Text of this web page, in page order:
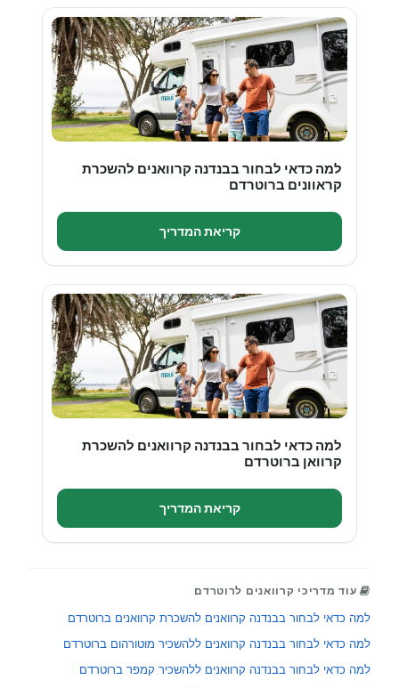
למה כדאי לבחור בבנדנה קרוואנים להשכרת
קראוונים ברוטרדם
קריאת המדריך
למה כדאי לבחור בבנדנה קרוואנים להשכרת
קרוואן ברוטרדם
קריאת המדריך
עוד מדריכי קרוואנים לרוטרדם
למה כדאי לבחור בבנדנה קרוואנים להשכרת קרוואנים ברוטרדם
למה כדאי לבחור בבנדנה קרוואנים ללהשכיר מוטורהום ברוטרדם
למה כדאי לבחור בבנדנה קרוואנים ללהשכיר קמפר ברוטרדם